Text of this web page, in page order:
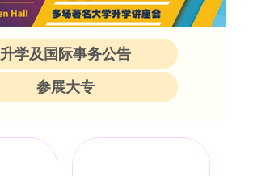
升学及国际事务公告
参展大专